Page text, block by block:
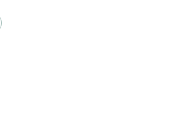
LinkedIn